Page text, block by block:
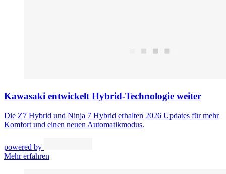
Kawasaki entwickelt Hybrid-Technologie weiter
Die Z7 Hybrid und Ninja 7 Hybrid erhalten 2026 Updates für mehr
Komfort und einen neuen Automatikmodus.
powered by
Mehr erfahren